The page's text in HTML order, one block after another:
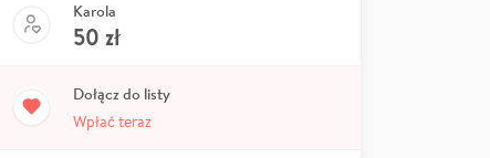
Karola
50 zł
Dołącz do listy
Wpłać teraz